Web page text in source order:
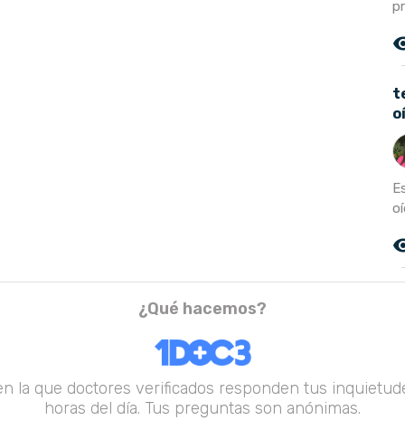
¿Qué hacemos?
la que doctores verificados responden tus
horas del día. Tus preguntas son anónimas.